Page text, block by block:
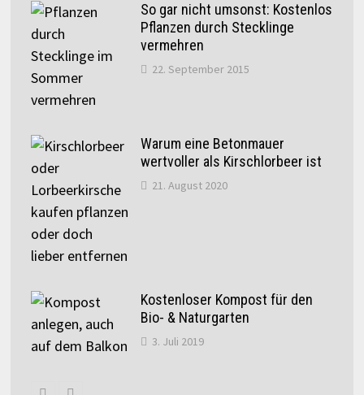
So gar nicht umsonst: Kostenlos
Pflanzen durch Stecklinge
vermehren
22. September 2015
Warum eine Betonmauer
wertvoller als Kirschlorbeer ist
21. August 2020
Kostenloser Kompost für den
Bio- & Naturgarten
3. Juli 2019